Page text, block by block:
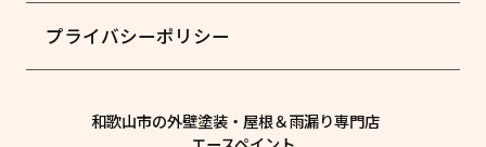
プライバシーポリシー
和歌山市の外壁塗装・屋根＆雨漏り専門店